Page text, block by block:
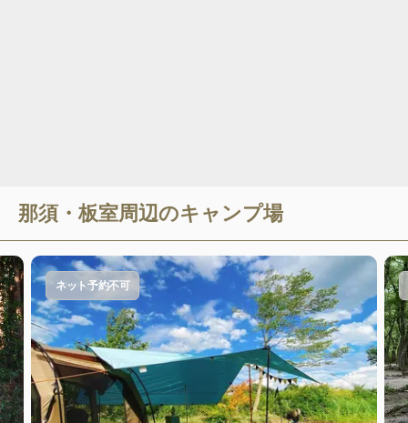
那須・板室周辺のキャンプ場
ネット予約不可